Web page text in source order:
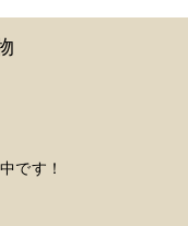
です！